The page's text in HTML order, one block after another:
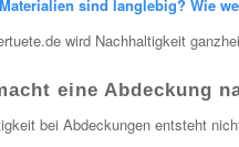
sind langlebig? Wie
wird Nachhaltigkeit
eine Abdeckung
bei Abdeckungen entsteht